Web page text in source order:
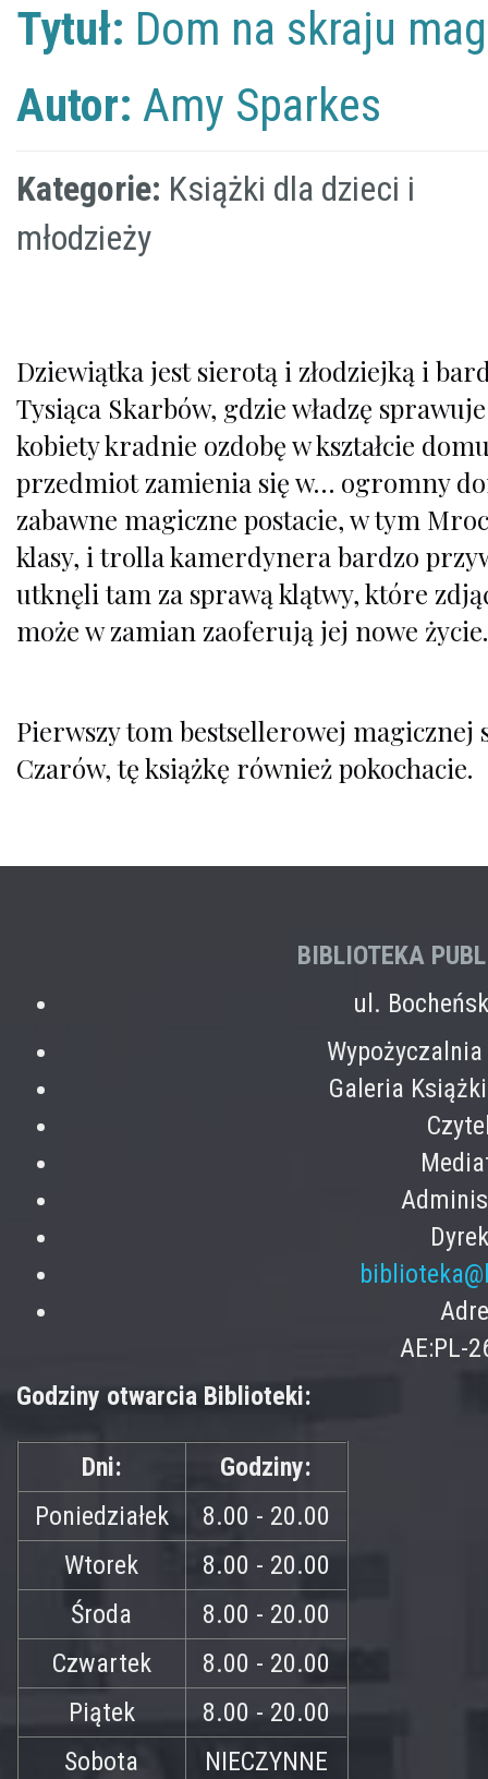
Tytuł: Dom na skraju
Autor: Amy Sparkes
Kategorie: Książki dla dzieci i
młodzieży
Dziewiątka jest sierotą i złodziejką i
Tysiąca Skarbów, gdzie władzę
kobiety kradnie ozdobę w kształcie
przedmiot zamienia się w… ogromny
zabawne magiczne postacie, w tym
klasy, i trolla kamerdynera bardzo
utknęli tam za sprawą klątwy, które
może w zamian zaoferują jej nowe
Pierwszy tom bestsellerowej magicznej
Czarów, tę książkę również pokochacie.
BIBLIOTEKA
ul.
Galeria
AE:PL-
Godziny otwarcia Biblioteki:
Dni:
Godziny:
Poniedziałek
8.00 - 20.00
Wtorek
8.00 - 20.00
Środa
8.00 - 20.00
Czwartek
8.00 - 20.00
Piątek
8.00 - 20.00
Sobota
NIECZYNNE